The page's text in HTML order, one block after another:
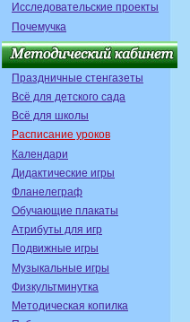
Исследовательские проекты
Почемучка
Праздничные стенгазеты
Всё для детского сада
Всё для школы
Расписание уроков
Календари
Дидактические игры
Фланелеграф
Обучающие плакаты
Атрибуты для игр
Подвижные игры
Музыкальные игры
Физкультминутка
Методическая копилка